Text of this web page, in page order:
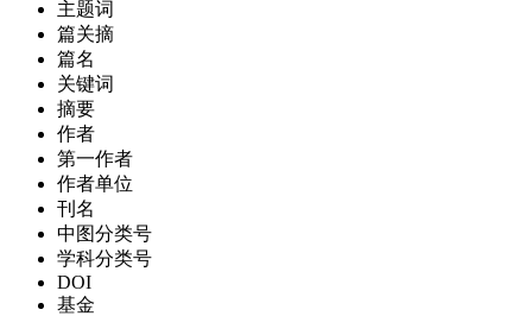
主题词
篇关摘
篇名
关键词
摘要
作者
第一作者
作者单位
刊名
中图分类号
学科分类号
DOI
基金